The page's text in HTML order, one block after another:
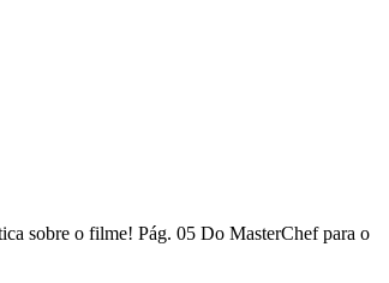
sobre o filme! Pág. 05 Do MasterChef para o